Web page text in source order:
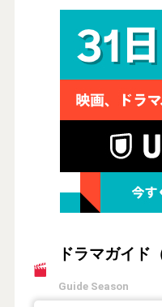
ドラマガイド
Guide Season